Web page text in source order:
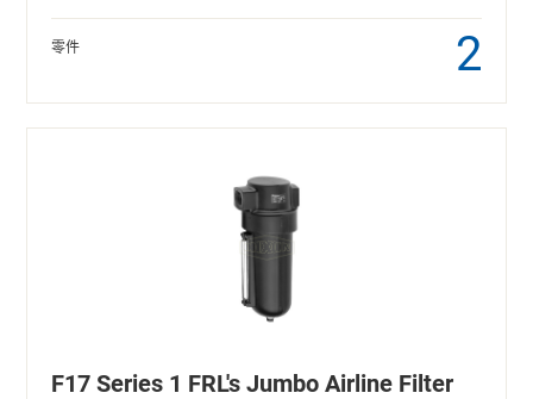
零件 2
F17 Series 1 FRL's Jumbo Airline Filter